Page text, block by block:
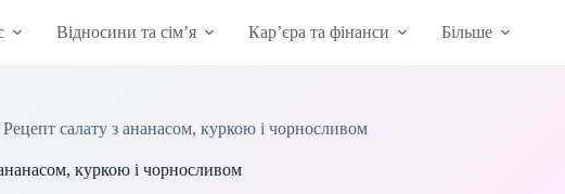
Відносини та сім’я Кар’єра та фінанси Більше
Рецепт салату з ананасом, куркою і чорносливом
куркою і чорносливом